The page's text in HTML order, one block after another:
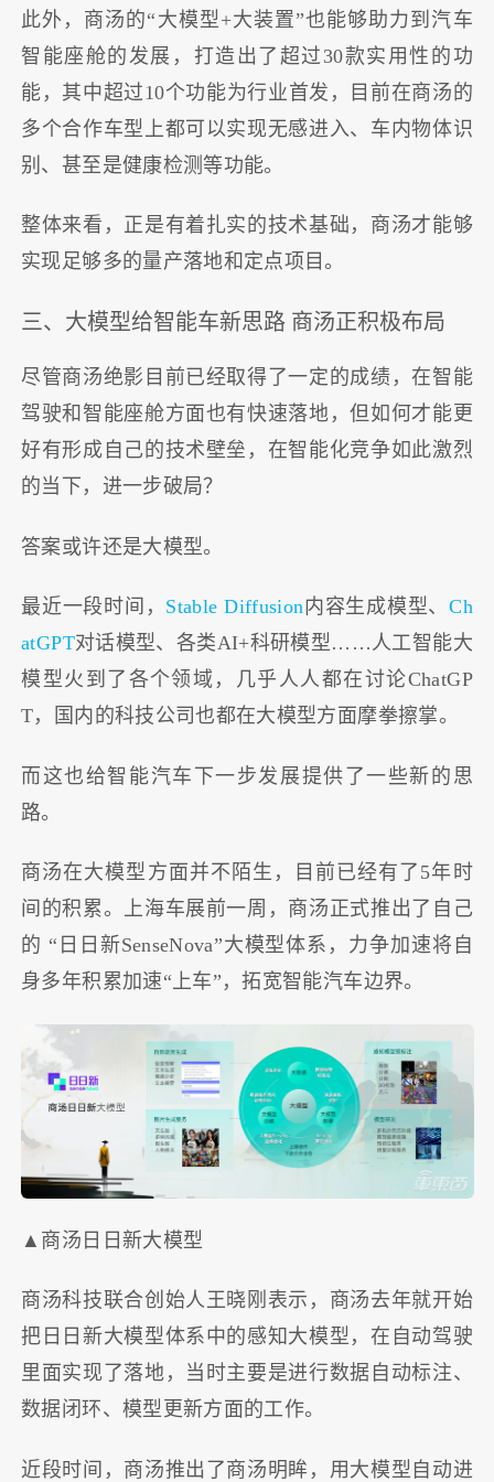
此外，商汤的“大模型+大装置”也能够助力到汽车
智能座舱的发展，打造出了超过30款实用性的功
能，其中超过10个功能为行业首发，目前在商汤的
多个合作车型上都可以实现无感进入、车内物体识
别、甚至是健康检测等功能。
整体来看，正是有着扎实的技术基础，商汤才能够
实现足够多的量产落地和定点项目。
三、大模型给智能车新思路 商汤正积极布局
尽管商汤绝影目前已经取得了一定的成绩，在智能
驾驶和智能座舱方面也有快速落地，但如何才能更
好有形成自己的技术壁垒，在智能化竞争如此激烈
的当下，进一步破局？
答案或许还是大模型。
最近一段时间， Stable Diffusion内容生成模型、Ch
atGPT对话模型、各类AI+科研模型……人工智能大
模型火到了各个领域，几乎人人都在讨论ChatGP
T，国内的科技公司也都在大模型方面摩拳擦掌。
而这也给智能汽车下一步发展提供了一些新的思
路。
商汤在大模型方面并不陌生，目前已经有了5年时
间的积累。上海车展前一周，商汤正式推出了自己
的 “日日新SenseNova”大模型体系，力争加速将自
身多年积累加速“上车”，拓宽智能汽车边界。
▲商汤日日新大模型
商汤科技联合创始人王晓刚表示，商汤去年就开始
把日日新大模型体系中的感知大模型，在自动驾驶
里面实现了落地，当时主要是进行数据自动标注、
数据闭环、模型更新方面的工作。
近段时间，商汤推出了商汤明眸，用大模型自动进